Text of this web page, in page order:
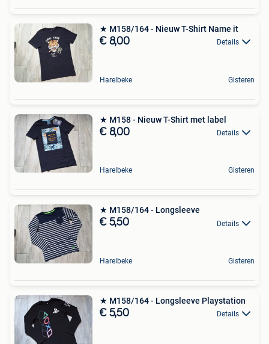
★ M158/164 - Nieuw T-Shirt Name it
€ 8,00 Details
Harelbeke Gisteren
★ M158 - Nieuw T-Shirt met label
€ 8,00 Details
Harelbeke Gisteren
★ M158/164 - Longsleeve
€ 5,50 Details
Harelbeke Gisteren
★ M158/164 - Longsleeve Playstation
€ 5,50 Details